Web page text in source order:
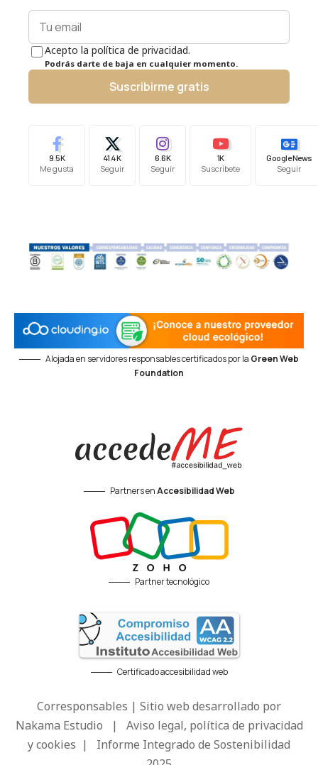
Acepto la política de privacidad.
Podrás darte de baja en cualquier momento.
Suscribirme gratis
9.5K
Me gusta
41.4K
Seguir
6.6K
Seguir
1K
Suscríbete
Google News
Seguir
Alojada en servidores responsables certificados por la Green Web
Foundation
Partners enAccesibilidad Web
Partner tecnológico
Certificado accesibilidad web
Corresponsables | Sitio web desarrollado por
Nakama Estudio | Aviso legal, política de privacidad
y cookies | Informe Integrado de Sostenibilidad